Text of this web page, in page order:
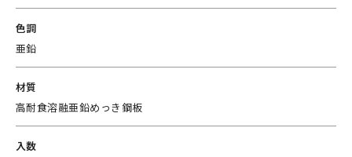
色調
亜鉛
材質
高耐食溶融亜鉛めっき鋼板
入数